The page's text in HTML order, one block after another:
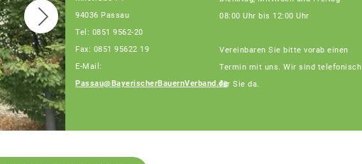
94036 Passau
Tel: 0851 9562-20
Fax: 0851 95622 19
E-Mail:
Passau@BayerischerBauernVerband.de
08:00 Uhr bis 12:00 Uhr
Vereinbaren Sie bitte vorab einen
Termin mit uns. Wir sind telefonisch
für Sie da.